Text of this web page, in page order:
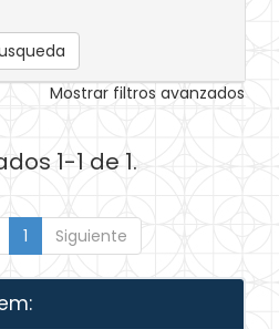
Mostrar filtros avanzados
1-1 de 1.
1 Siguiente